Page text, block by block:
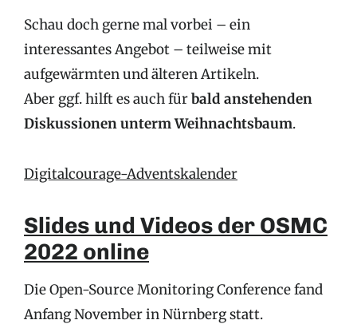
Schau doch gerne mal vorbei – ein
interessantes Angebot – teilweise mit
aufgewärmten und älteren Artikeln.
Aber ggf. hilft es auch fürbald anstehenden
Diskussionen unterm Weihnachtsbaum.
Digitalcourage-Adventskalender
Slides und Videos der OSMC
2022 online
Die Open-Source Monitoring Conference fand
Anfang November in Nürnberg statt.